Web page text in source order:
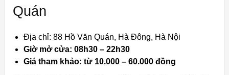
Quán
Địa chỉ: 88 Hồ Văn Quán, Hà Đông, Hà Nội
Giờ mở cửa: 08h30 – 22h30
Giá tham khảo: từ 10.000 – 60.000 đồng